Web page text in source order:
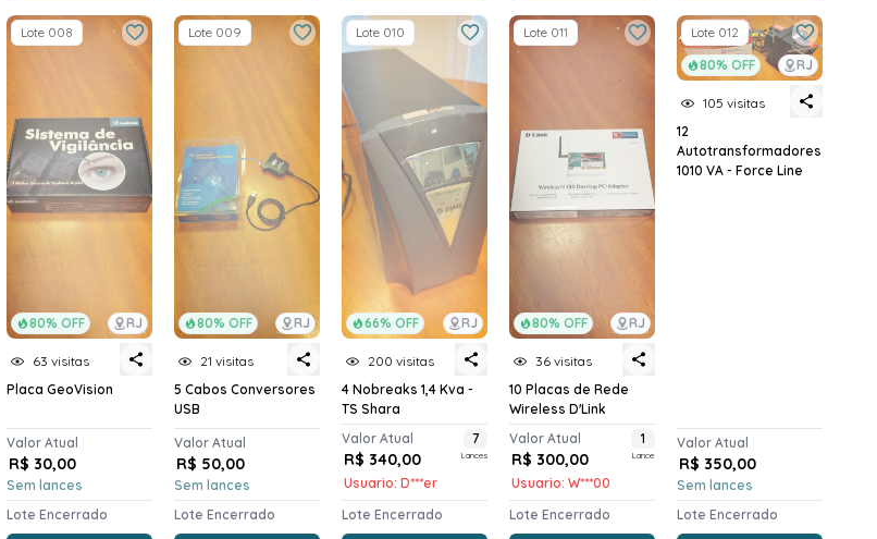
80% OFF RJ
Lote 008
63 visitas
Placa GeoVision
Valor Atual
R$ 30,00
Sem lances
Lote Encerrado
80% OFF RJ
Lote 009
21 visitas
5 Cabos Conversores
USB
Valor Atual
R$ 50,00
Sem lances
Lote Encerrado
66% OFF RJ
Lote 010
200 visitas
4 Nobreaks 1,4 Kva -
TS Shara
Valor Atual
R$ 340,00
Usuario: D***er
7
Lances
Lote Encerrado
80% OFF RJ
Lote 011
36 visitas
10 Placas de Rede
Wireless D'Link
Valor Atual
R$ 300,00
Usuario: W***00
1
Lance
Lote Encerrado
80% OFF RJ
Lote 012
105 visitas
12
Autotransformadores
1010 VA - Force Line
Valor Atual
R$ 350,00
Sem lances
Lote Encerrado